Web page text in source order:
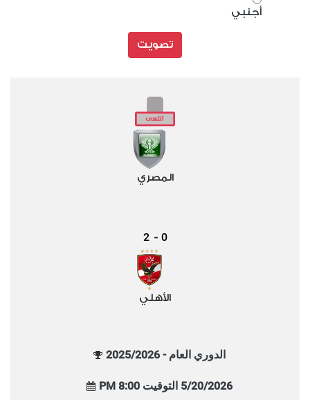
أجنبي
تصويت
المصري
0
-
2
الأهلي
الدوري العام - 2025/2026
5/20/2026 التوقيت 8:00 PM